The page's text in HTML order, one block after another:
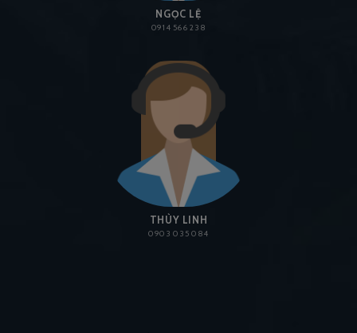
NGỌC LỆ
0914 566 238
THÙY LINH
0903 035 084